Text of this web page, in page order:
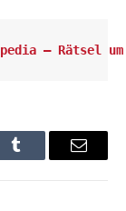
– Rätsel
Tumblr Email